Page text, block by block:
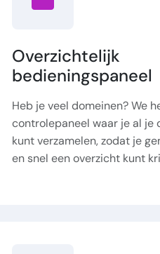
Overzichtelijk
bedieningspaneel
Heb je veel domeinen? We
controlepaneel waar je al je
kunt verzamelen, zodat je
en snel een overzicht kunt